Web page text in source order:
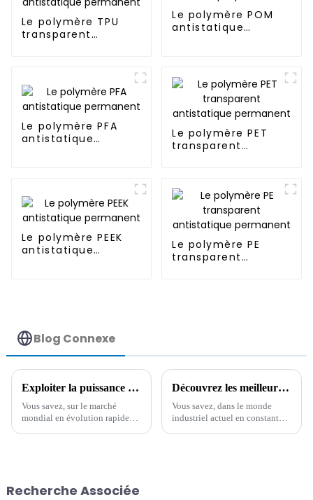
Le polymère TPU
transparent
Le polymère POM
antistatique
Le polymère PFA
antistatique
Le polymère PET
transparent
Le polymère PEEK
antistatique
Le polymère PE
transparent
Blog Connexe
Exploiter la puissance des meilleurs agents de résistance à la chaleur pour conquérir les marchés mondiaux depuis la Chine
Vous savez, sur le marché
mondial en évolution rapide
Découvrez les meilleurs additifs antistatiques de la principale usine d'exportation de Chine
Vous savez, dans le monde
industriel actuel en constante
Recherche Associée